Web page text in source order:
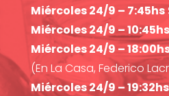
Miércoles 24/9 – 7:45hs
Miércoles 24/9 – 10:45hs
Miércoles 24/9 –
(En La Casa, Federico
Miércoles 24/9 – 19:32hs